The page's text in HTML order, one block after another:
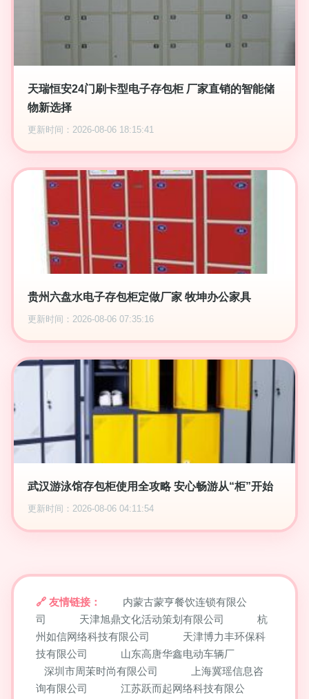
天瑞恒安24门刷卡型电子存包柜 厂家直销的智能储
物新选择
更新时间：2026-08-06 18:15:41
贵州六盘水电子存包柜定做厂家 牧坤办公家具
更新时间：2026-08-06 07:35:16
武汉游泳馆存包柜使用全攻略 安心畅游从“柜”开始
更新时间：2026-08-06 04:11:54
友情链接：
内蒙古蒙亨餐饮连锁有限公
司
天津旭鼎文化活动策划有限公司
杭
州如信网络科技有限公司
天津博力丰环保科
技有限公司
山东高唐华鑫电动车辆厂
深圳市周茉时尚有限公司
上海冀瑶信息咨
询有限公司
江苏跃而起网络科技有限公